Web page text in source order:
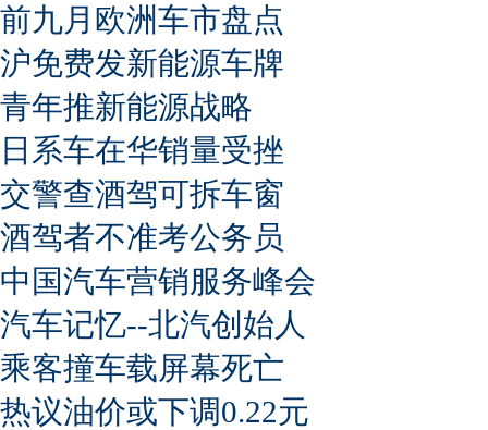
前九月欧洲车市盘点
沪免费发新能源车牌
青年推新能源战略
日系车在华销量受挫
交警查酒驾可拆车窗
酒驾者不准考公务员
中国汽车营销服务峰会
汽车记忆--北汽创始人
乘客撞车载屏幕死亡
热议油价或下调0.22元